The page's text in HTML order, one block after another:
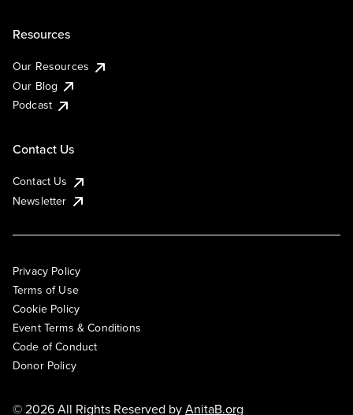
Resources
Our Resources
Our Blog
Podcast
Contact Us
Contact Us
Newsletter
Privacy Policy
Terms of Use
Cookie Policy
Event Terms & Conditions
Code of Conduct
Donor Policy
© 2026 All Rights Reserved byAnitaB.org